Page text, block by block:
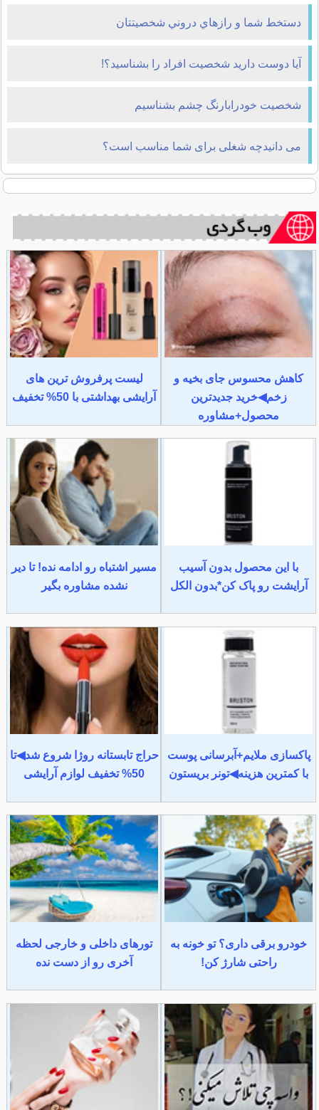
دستخط شما و رازهاي دروني شخصيتتان
آیا دوست دارید شخصیت افراد را بشناسید؟!
شخصیت خودرابارنگ چشم بشناسیم
می دانیدچه شغلی برای شما مناسب است؟
کاهش محسوس جای بخیه و
زخم◀خرید جدیدترین
محصول+مشاوره
لیست پرفروش ترین های
آرایشی بهداشتی با 50% تخفیف
با این محصول بدون آسیب
آرایشت رو پاک کن*بدون الکل
مسیر اشتباه رو ادامه نده! تا دیر
نشده مشاوره بگیر
پاکسازی ملایم+آبرسانی پوست
با کمترین هزینه◀تونر بریستون
حراج تابستانه روژا شروع شد◀تا
50% تخفیف لوازم آرایشی
خودرو برقی داری؟ تو خونه به
راحتی شارژ کن!
تورهای داخلی و خارجی لحظه
آخری رو از دست نده